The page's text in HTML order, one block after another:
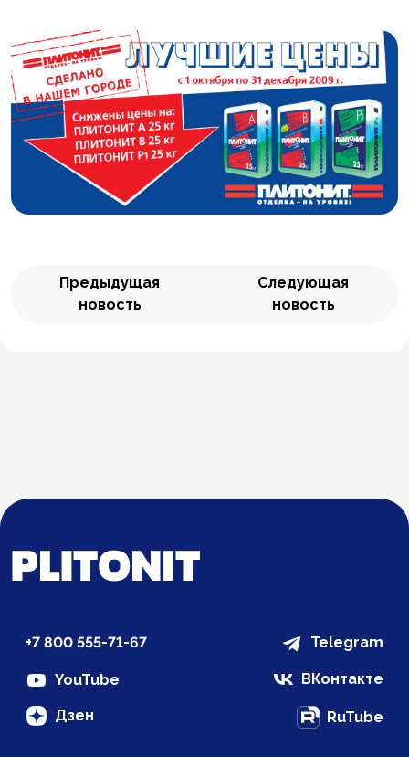
Предыдущая
новость
Следующая
новость
+7 800 555-71-67 Telegram
YouTube ВКонтакте
Дзен RuTube